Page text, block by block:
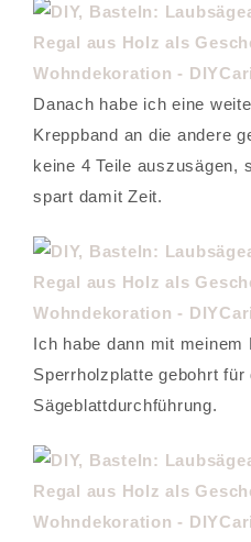
Danach habe ich eine
Kreppband an die andere
keine 4 Teile auszusägen,
spart damit Zeit.
Ich habe dann mit
Sperrholzplatte gebohrt für
Sägeblattdurchführung.